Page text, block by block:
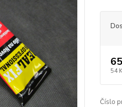
54
Číslo